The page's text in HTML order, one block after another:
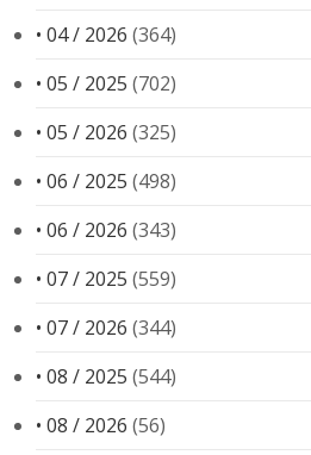
• 04 / 2026 (364)
• 05 / 2025 (702)
• 05 / 2026 (325)
• 06 / 2025 (498)
• 06 / 2026 (343)
• 07 / 2025 (559)
• 07 / 2026 (344)
• 08 / 2025 (544)
• 08 / 2026 (56)